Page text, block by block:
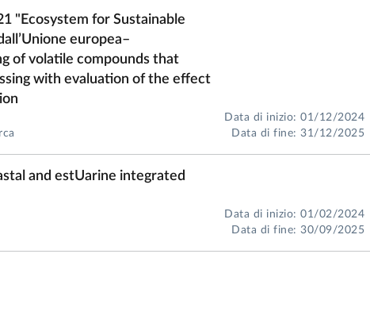
"Ecosystem for Sustainable
europea–
of volatile compounds that
with evaluation of the effect
Data di inizio: 01/12/2024
Data di fine: 31/12/2025
and estUarine integrated
Data di inizio: 01/02/2024
Data di fine: 30/09/2025